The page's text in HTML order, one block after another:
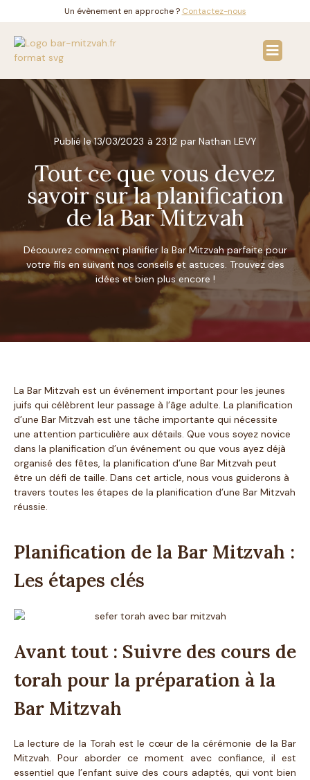
Un évènement en approche ? Contactez-nous
Publié le13/03/2023 à 23:12 par Nathan LEVY
Tout ce que vous devez
savoir sur la planification
de la Bar Mitzvah
Découvrez comment planifier la Bar Mitzvah parfaite pour
votre fils en suivant nos conseils et astuces. Trouvez des
idées et bien plus encore !
La Bar Mitzvah est un événement important pour les jeunes
juifs qui célèbrent leur passage à l’âge adulte. La planification
d’une Bar Mitzvah est une tâche importante qui nécessite
une attention particulière aux détails. Que vous soyez novice
dans la planification d’un événement ou que vous ayez déjà
organisé des fêtes, la planification d’une Bar Mitzvah peut
être un défi de taille. Dans cet article, nous vous guiderons à
travers toutes les étapes de la planification d’une Bar Mitzvah
réussie.
Planification de la Bar Mitzvah :
Les étapes clés
Avant tout : Suivre des cours de
torah pour la préparation à la
Bar Mitzvah
La lecture de la Torah est le cœur de la cérémonie de la Bar
Mitzvah. Pour aborder ce moment avec confiance, il est
essentiel que l’enfant suive des cours adaptés, qui vont bien